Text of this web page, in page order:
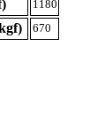
1180
670